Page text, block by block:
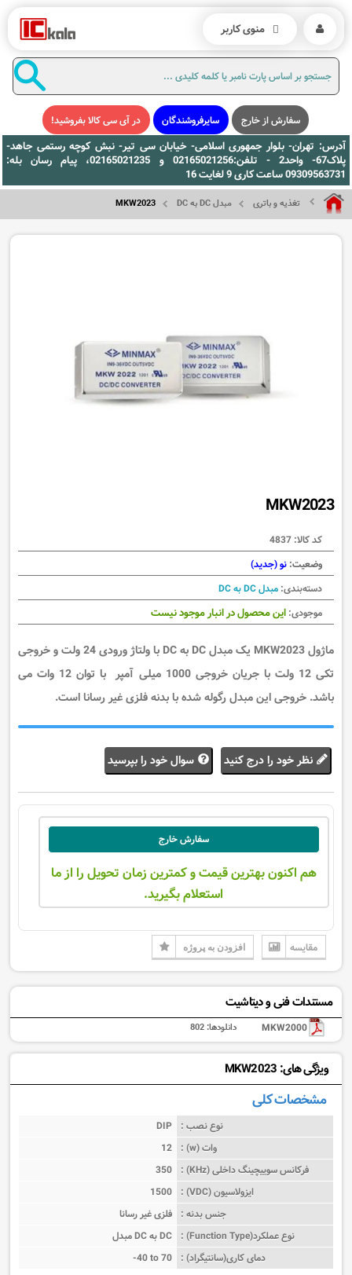
سفارش از خارج سایرفروشندگان در آی سی کالا بفروشید!
آدرس: تهران- بلوار جمهوری اسلامی- خیابان سی تیر- نبش کوچه رستمی جاهد-
پلاک67- واحد2 - تلفن:02165021256 و 02165021235، پیام رسان بله:
09309563731 ساعت کاری 9 لغایت 16
تغذیه و باتری مبدل DC به DC MKW2023
MKW2023
کد کالا: 4837
وضعیت: نو (جدید)
دسته‌بندی: مبدل DC به DC
موجودی: این محصول در انبار موجود نیست
ماژول MKW2023 یک مبدل DC به DC با ولتاژ ورودی 24 ولت و خروجی
تکی 12 ولت با جریان خروجی 1000 میلی آمپر
با توان 12 وات می
باشد. خروجی این مبدل رگوله شده با بدنه فلزی غیر رسانا است.
نظر خود را درج کنید سوال خود را بپرسید
سفارش خارج
هم اکنون بهترین قیمت و کمترین زمان تحویل را از ما
استعلام بگیرید.
مقایسه افزودن به پروژه
مستندات فنی و دیتاشیت
MKW2000 دانلودها: 802
ویژگی های: MKW2023
مشخصات کلی
نوع نصب : DIP
وات (w) :
12
فرکانس سوییچینگ داخلی (KHz) :
350
ایزولاسیون (VDC) :
1500
جنس بدنه : فلزی غیر رسانا
نوع عملکرد(Function Type) :
مبدل DC به DC
دمای کاری(سانتیگراد) : -40 to 70
منوی کاربر